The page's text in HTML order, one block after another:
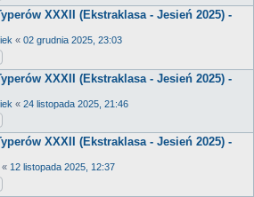
XXXII (Ekstraklasa - Jesień 2025) -
« 02 grudnia 2025, 23:03
XXXII (Ekstraklasa - Jesień 2025) -
« 24 listopada 2025, 21:46
XXXII (Ekstraklasa - Jesień 2025) -
« 12 listopada 2025, 12:37